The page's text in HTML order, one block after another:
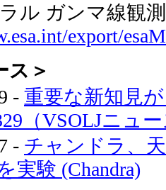
ル ガンマ線観
export/
ス＞
- 重要な新知見
（VSOLJニュ
- チャンドラ、
実験 (Chandra)